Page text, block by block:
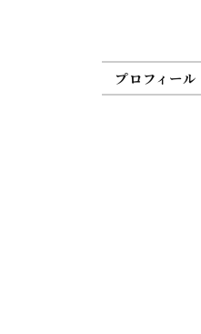
プロフィール